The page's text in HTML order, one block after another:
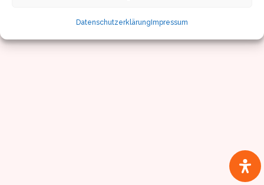
Datenschutzerklärung Impressum